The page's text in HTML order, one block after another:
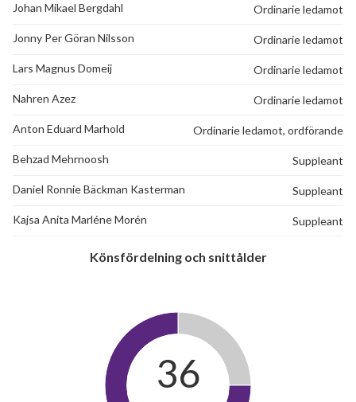
Johan Mikael Bergdahl Ordinarie ledamot
Jonny Per Göran Nilsson Ordinarie ledamot
Lars Magnus Domeij Ordinarie ledamot
Nahren Azez Ordinarie ledamot
Anton Eduard Marhold Ordinarie ledamot, ordförande
Behzad Mehrnoosh Suppleant
Daniel Ronnie Bäckman Kasterman Suppleant
Kajsa Anita Marléne Morén Suppleant
Könsfördelning och snittålder
36